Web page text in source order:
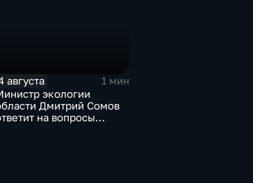
августа
1 мин
экологии
Дмитрий Сомов
на вопросы